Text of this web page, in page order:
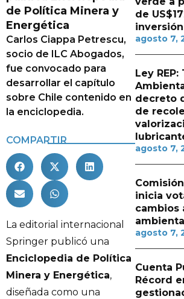
de Política Minera y
Energética
Carlos Ciappa Petrescu,
socio de ILC Abogados,
fue convocado para
desarrollar el capítulo
sobre Chile contenido en
la enciclopedia.
COMPARTIR
La editorial internacional
Springer publicó una
Enciclopedia de Política
Minera y Energética,
diseñada como una
de
inversión
agosto 7,
Ley
decreto
de
agosto 7,
inicia
cambios
agosto 7,
Cuenta
Récord